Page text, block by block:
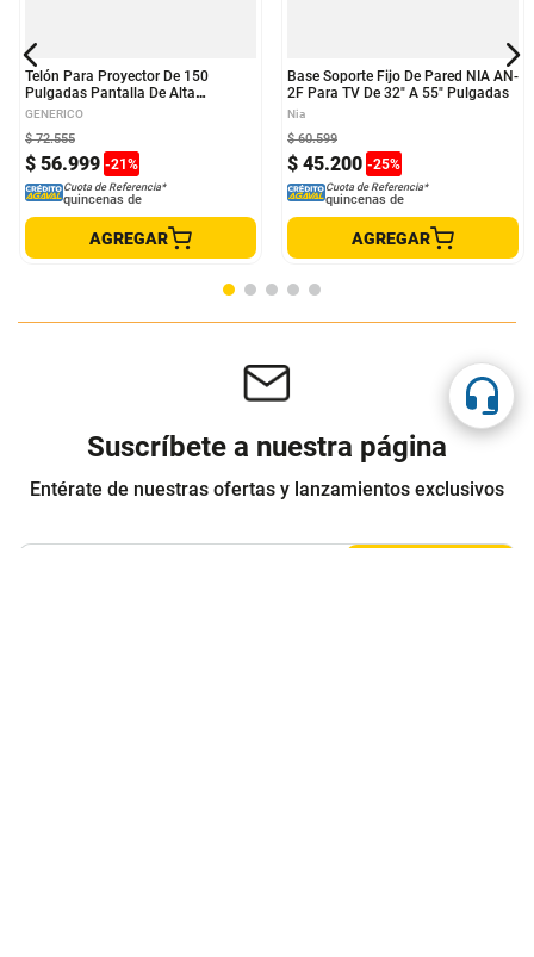
Telón Para Proyector De 150
Pulgadas Pantalla De Alta
Reflectividad
GENERICO
$ 56.999 -21%
$ 72.555
Cuota de Referencia*
quincenas de
AGREGAR
Base Soporte Fijo De Pared NIA AN-
2F Para TV De 32" A 55" Pulgadas
Nia
$ 45.200 -25%
$ 60.599
Cuota de Referencia*
quincenas de
AGREGAR
Suscríbete a nuestra página
Entérate de nuestras ofertas y lanzamientos exclusivos